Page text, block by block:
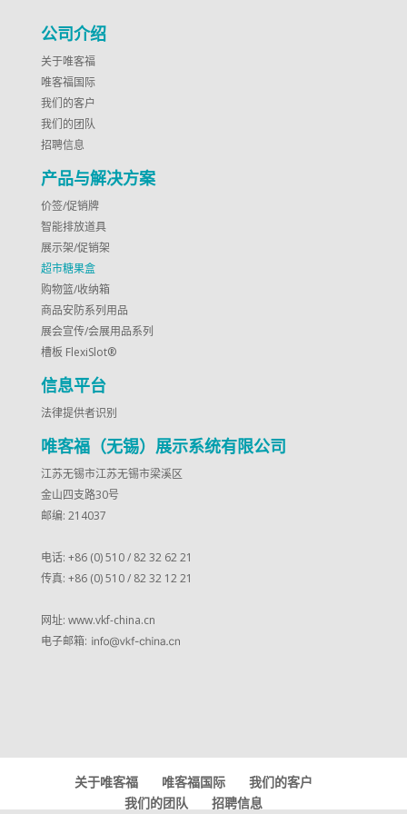
公司介绍
关于唯客福
唯客福国际
我们的客户
我们的团队
招聘信息
产品与解决方案
价签/促销牌
智能排放道具
展示架/促销架
超市糖果盒
购物篮/收纳箱
商品安防系列用品
展会宣传/会展用品系列
槽板 FlexiSlot®
信息平台
法律提供者识别
唯客福（无锡）展示系统有限公司
江苏无锡市江苏无锡市梁溪区
金山四支路30号
邮编: 214037
电话: +86 (0) 510 / 82 32 62 21
传真: +86 (0) 510 / 82 32 12 21
网址: www.vkf-china.cn
电子邮箱:
关于唯客福 唯客福国际
我们的客户
我们的团队
招聘信息